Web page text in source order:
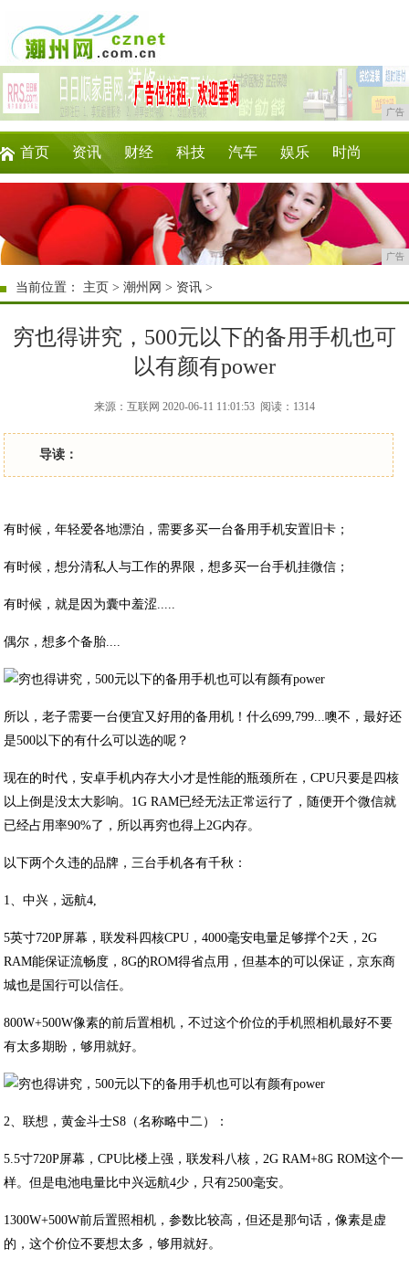
广告
首页 资讯 财经 科技 汽车 娱乐 时尚
教育 企业 游戏 商讯 微商
广告
当前位置： 主页 >潮州网 > 资讯 >
穷也得讲究，500元以下的备用手机也可
以有颜有power
来源：互联网 2020-06-11 11:01:53 阅读：1314
导读：
有时候，年轻爱各地漂泊，需要多买一台备用手机安置旧卡；
有时候，想分清私人与工作的界限，想多买一台手机挂微信；
有时候，就是因为囊中羞涩.....
偶尔，想多个备胎....
所以，老子需要一台便宜又好用的备用机！什么699,799...噢不，最好还
是500以下的有什么可以选的呢？
现在的时代，安卓手机内存大小才是性能的瓶颈所在，CPU只要是四核
以上倒是没太大影响。1G RAM已经无法正常运行了，随便开个微信就
已经占用率90%了，所以再穷也得上2G内存。
以下两个久违的品牌，三台手机各有千秋：
1、中兴，远航4,
5英寸720P屏幕，联发科四核CPU，4000毫安电量足够撑个2天，2G
RAM能保证流畅度，8G的ROM得省点用，但基本的可以保证，京东商
城也是国行可以信任。
800W+500W像素的前后置相机，不过这个价位的手机照相机最好不要
有太多期盼，够用就好。
2、联想，黄金斗士S8（名称略中二）：
5.5寸720P屏幕，CPU比楼上强，联发科八核，2G RAM+8G ROM这个一
样。但是电池电量比中兴远航4少，只有2500毫安。
1300W+500W前后置照相机，参数比较高，但还是那句话，像素是虚
的，这个价位不要想太多，够用就好。